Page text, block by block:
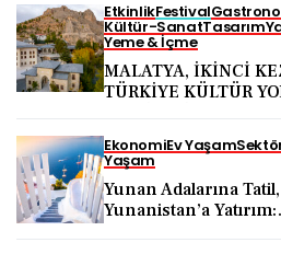
EtkinlikFestival
Kültür-SanatTasarım
Yeme & İçme
MALATYA, İKİNCİ
TÜRKİYE KÜLTÜR
YAPACAK
EkonomiEv Yaşam
Yaşam
Yunan Adalarına Tatil,
Yunanistan’a Yatırım: